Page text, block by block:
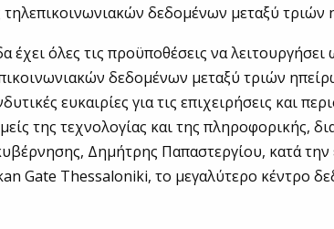
δεδομένων μεταξύ τριών
έχει όλες τις προϋποθέσεις να
δεδομένων μεταξύ τριών
ευκαιρίες για τις επιχειρήσεις και
της τεχνολογίας και της πληροφορικής,
Δημήτρης Παπαστεργίου, κατά
Gate Thessaloniki, το μεγαλύτερο κέντρο